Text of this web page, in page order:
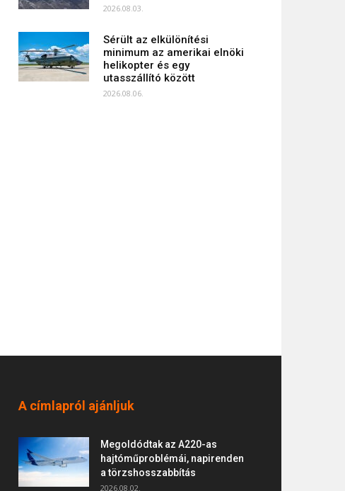
2026.08.03.
Sérült az elkülönítési
minimum az amerikai elnöki
helikopter és egy
utasszállító között
2026.08.06.
A címlapról ajánljuk
Megoldódtak az A220-as
hajtóműproblémái, napirenden
a törzshosszabbítás
2026.08.02.